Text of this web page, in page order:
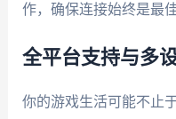
作，确保连接始终是最佳
全平台支持与多
你的游戏生活可能不止